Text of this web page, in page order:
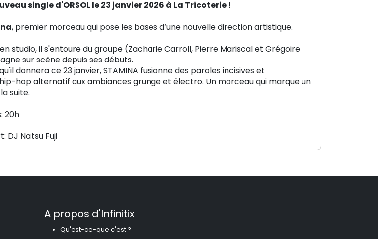
single d'ORSOL le 23 janvier 2026 à La Tricoterie !
, premier morceau qui pose les bases d‘une nouvelle direction artistique.
studio, il s'entoure du groupe (Zacharie Carroll, Pierre Mariscal et Grégoire
sur scène depuis ses débuts.
donnera ce 23 janvier, STAMINA fusionne des paroles incisives et
hop alternatif aux ambiances grunge et électro. Un morceau qui marque un
suite.
20h
DJ Natsu Fuji
A propos d'Infinitix
Qu'est-ce-que c'est ?